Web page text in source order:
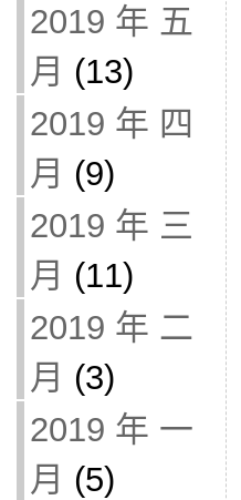
2019 年 五
月 (13)
2019 年 四
月 (9)
2019 年 三
月 (11)
2019 年 二
月 (3)
2019 年 一
月 (5)